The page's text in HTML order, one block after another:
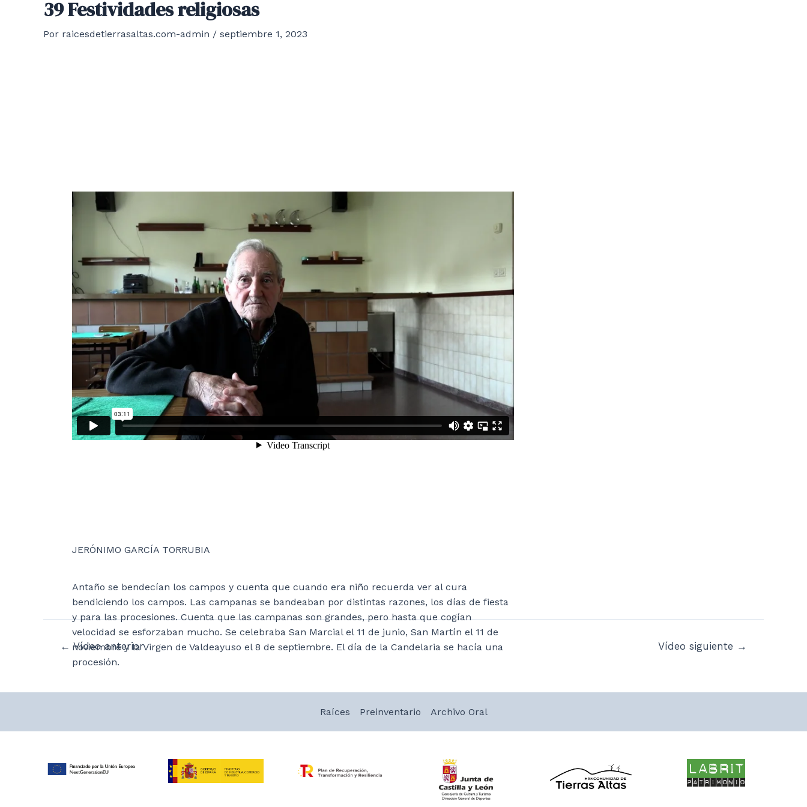
39 Festividades religiosas
Por raicesdetierrasaltas.com-admin / septiembre 1, 2023
JERÓNIMO GARCÍA TORRUBIA
Antaño se bendecían los campos y cuenta que cuando era niño recuerda ver al cura
bendiciendo los campos. Las campanas se bandeaban por distintas razones, los días de fiesta
y para las procesiones. Cuenta que las campanas son grandes, pero hasta que cogían
velocidad se esforzaban mucho. Se celebraba San Marcial el 11 de junio, San Martín el 11 de
noviembre y la Virgen de Valdeayuso el 8 de septiembre. El día de la Candelaria se hacía una
procesión.
Navegación
← Vídeo anterior Vídeo siguiente →
Raíces Preinventario Archivo Oral